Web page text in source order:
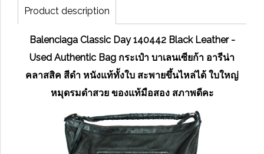
Product description
Balenciaga Classic Day 140442 Black Leather -
Used Authentic Bag กระเป๋า บาเลนเซียก้า อารีน่า
คลาสสิค สีดำ หนังแท้ทั้งใบ สะพายขึ้นไหล่ได้ ใบใหญ่
หมุดรมดำสวย ของแท้มือสอง สภาพดีคะ